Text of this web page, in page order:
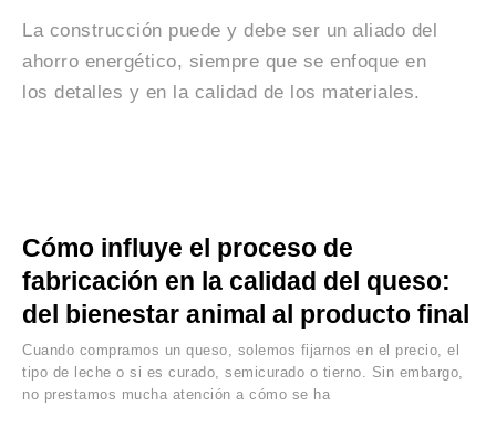
La construcción puede y debe ser un aliado del
ahorro energético, siempre que se enfoque en
los detalles y en la calidad de los materiales.
Cómo influye el proceso de
fabricación en la calidad del queso:
del bienestar animal al producto final
Cuando compramos un queso, solemos fijarnos en el precio, el
tipo de leche o si es curado, semicurado o tierno. Sin embargo,
no prestamos mucha atención a cómo se ha